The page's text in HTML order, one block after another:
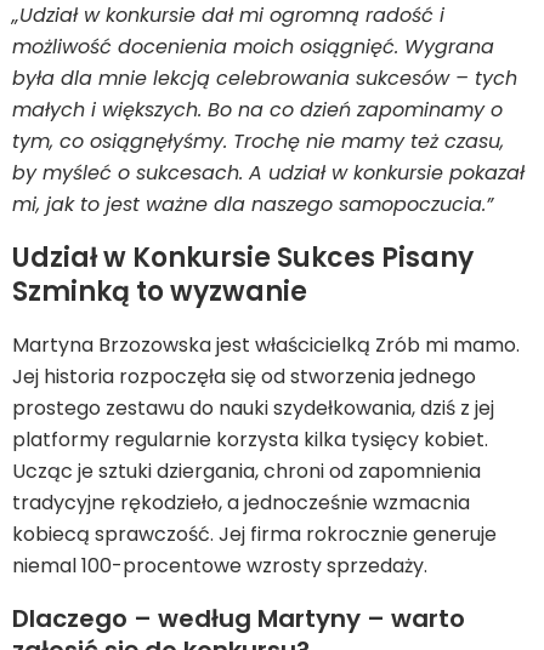
„Udział w konkursie dał mi ogromną radość i
możliwość docenienia moich osiągnięć. Wygrana
była dla mnie lekcją celebrowania sukcesów – tych
małych i większych. Bo na co dzień zapominamy o
tym, co osiągnęłyśmy. Trochę nie mamy też czasu,
by myśleć o sukcesach. A udział w konkursie pokazał
mi, jak to jest ważne dla naszego samopoczucia.”
Udział w Konkursie Sukces Pisany
Szminką to wyzwanie
Martyna Brzozowska jest właścicielką Zrób mi mamo.
Jej historia rozpoczęła się od stworzenia jednego
prostego zestawu do nauki szydełkowania, dziś z jej
platformy regularnie korzysta kilka tysięcy kobiet.
Ucząc je sztuki dziergania, chroni od zapomnienia
tradycyjne rękodzieło, a jednocześnie wzmacnia
kobiecą sprawczość. Jej firma rokrocznie generuje
niemal 100-procentowe wzrosty sprzedaży.
Dlaczego – według Martyny – warto